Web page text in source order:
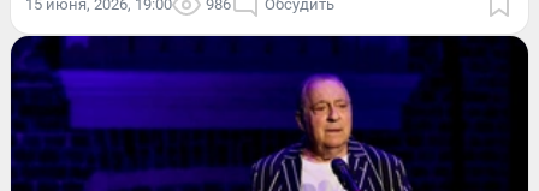
15 июня, 2026, 19:00 986 Обсудить